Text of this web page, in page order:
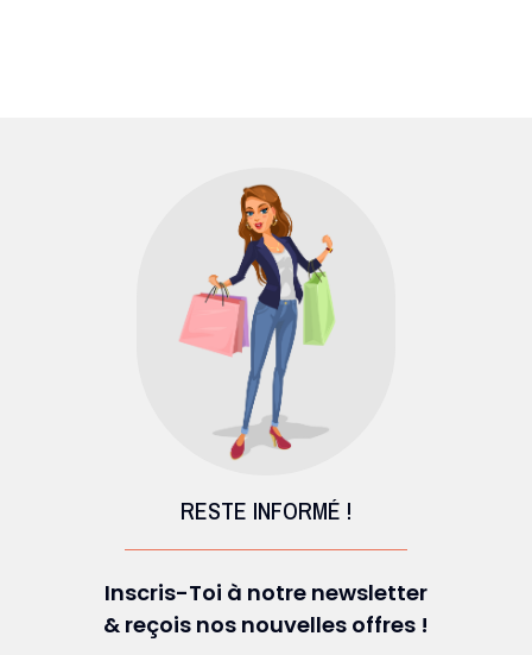
RESTE INFORMÉ !
Inscris-Toi à notre newsletter
& reçois nos nouvelles offres !